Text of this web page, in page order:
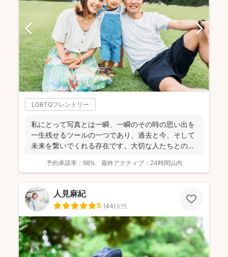
LGBTQフレンドリー
私にとって写真とは一瞬、一瞬のその時の思い出を
一生残せるツールの一つであり、過去と今、そして
未来を繋いでくれる存在です。大切な人たちとの写
予約承諾率： 98% 最終アクティブ： 24時間以内
人見麻紀
5 (44)女性